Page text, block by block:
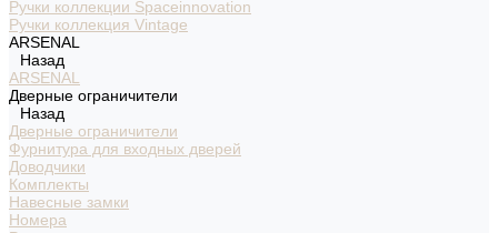
Ручки коллекции Spaceinnovation
Ручки коллекция Vintage
ARSENAL
Назад
ARSENAL
Дверные ограничители
Назад
Дверные ограничители
Фурнитура для входных дверей
Доводчики
Комплекты
Навесные замки
Номера